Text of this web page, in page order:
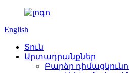
English
Տուն
Արտադրանքներ
Բարձր